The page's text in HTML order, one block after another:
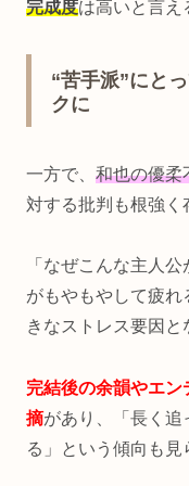
完成度は高いと言え
“苦手派”にと
クに
一方で、 和也の優柔
対する批判も根強く
「なぜこんな主人
がもやもやして疲
きなストレス要因と
完結後の余韻やエ
摘があり、「長く追
る」という傾向も見